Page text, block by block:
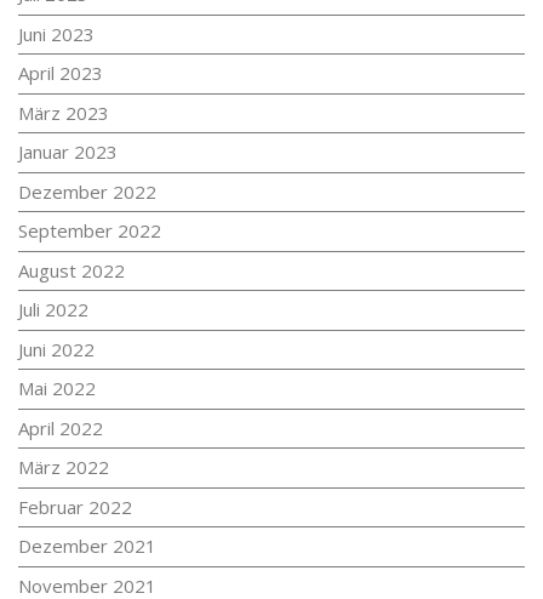
Juni 2023
April 2023
März 2023
Januar 2023
Dezember 2022
September 2022
August 2022
Juli 2022
Juni 2022
Mai 2022
April 2022
März 2022
Februar 2022
Dezember 2021
November 2021